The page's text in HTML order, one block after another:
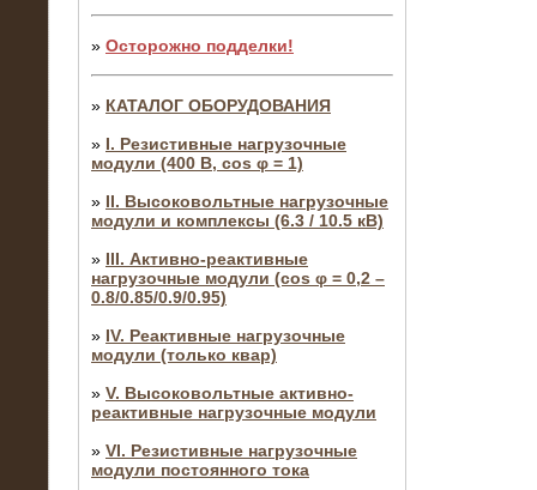
» Осторожно подделки!
» КАТАЛОГ ОБОРУДОВАНИЯ
» I. Резистивные нагрузочные
модули (400 В, cos φ = 1)
» II. Высоковольтные нагрузочные
модули и комплексы (6.3 / 10.5 кВ)
» III. Активно-реактивные
нагрузочные модули (cos φ = 0,2 –
0.8/0.85/0.9/0.95)
» IV. Реактивные нагрузочные
модули (только квар)
» V. Высоковольтные активно-
реактивные нагрузочные модули
» VI. Резистивные нагрузочные
модули постоянного тока